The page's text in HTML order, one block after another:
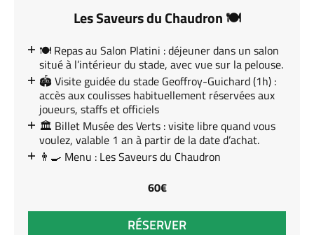
Les Saveurs du Chaudron 🍽️
🍽️ Repas au Salon Platini : déjeuner dans un salon
situé à l’intérieur du stade, avec vue sur la pelouse.
🏟️ Visite guidée du stade Geoffroy-Guichard (1h) :
accès aux coulisses habituellement réservées aux
joueurs, staffs et officiels
🏛️ Billet Musée des Verts : visite libre quand vous
voulez, valable 1 an à partir de la date d’achat.
👨‍🍳 Menu : Les Saveurs du Chaudron
60€
RÉSERVER